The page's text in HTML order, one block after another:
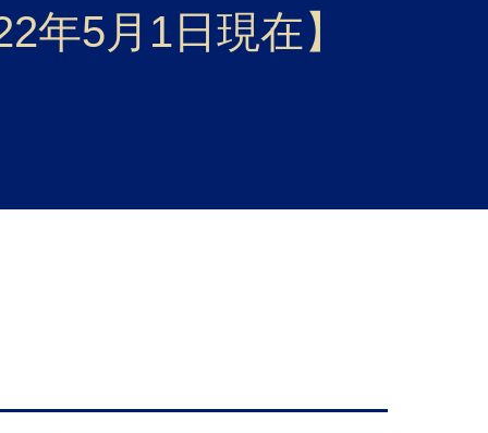
年5月1日現在】